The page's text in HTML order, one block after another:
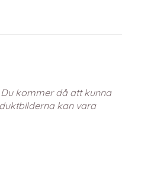
kommer då att kunna
kan vara